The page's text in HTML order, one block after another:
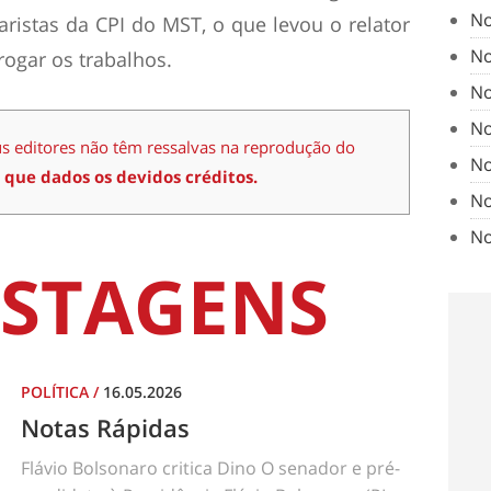
da CPI do MST, o que levou o relator
os trabalhos.
editores não têm ressalvas na reprodução do
que dados os devidos créditos.
POLÍTICA / 16.05.2026
Notas Rápidas
Flávio Bolsonaro critica Dino O senador e pré-